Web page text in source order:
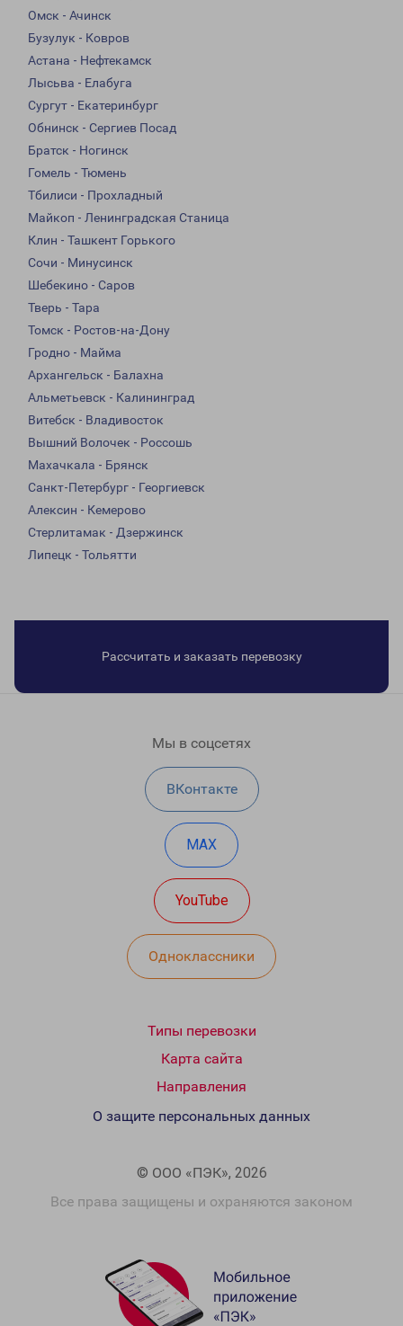
Омск - Ачинск
Бузулук - Ковров
Астана - Нефтекамск
Лысьва - Елабуга
Сургут - Екатеринбург
Обнинск - Сергиев Посад
Братск - Ногинск
Гомель - Тюмень
Тбилиси - Прохладный
Майкоп - Ленинградская Станица
Клин - Ташкент Горького
Сочи - Минусинск
Шебекино - Саров
Тверь - Тара
Томск - Ростов-на-Дону
Гродно - Майма
Архангельск - Балахна
Альметьевск - Калининград
Витебск - Владивосток
Вышний Волочек - Россошь
Махачкала - Брянск
Санкт-Петербург - Георгиевск
Алексин - Кемерово
Стерлитамак - Дзержинск
Липецк - Тольятти
Рассчитать и заказать перевозку
Мы в соцсетях
ВКонтакте
MAX
YouTube
Одноклассники
Типы перевозки
Карта сайта
Направления
© ООО «ПЭК», 2026
Все права защищены и охраняются законом
О защите персональных данных